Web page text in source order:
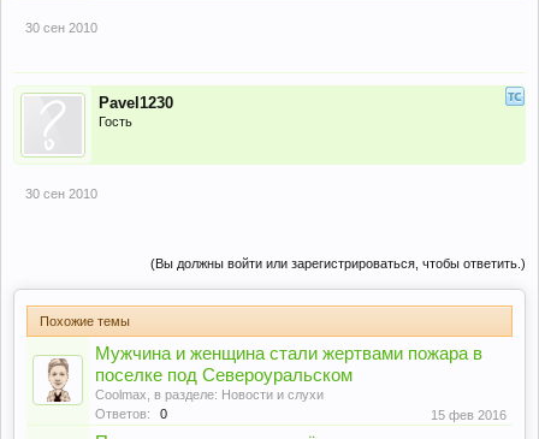
30 сен 2010
Pavel1230
Гость
30 сен 2010
(Вы должны войти или зарегистрироваться, чтобы ответить.)
Похожие темы
Мужчина и женщина стали жертвами пожара в
поселке под Североуральском
Coolmax , в разделе: Новости и слухи
Ответов:
0 15 фев 2016